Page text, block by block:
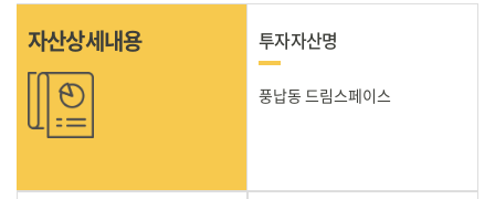
자산상세내용 투자자산명
풍납동 드림스페이스